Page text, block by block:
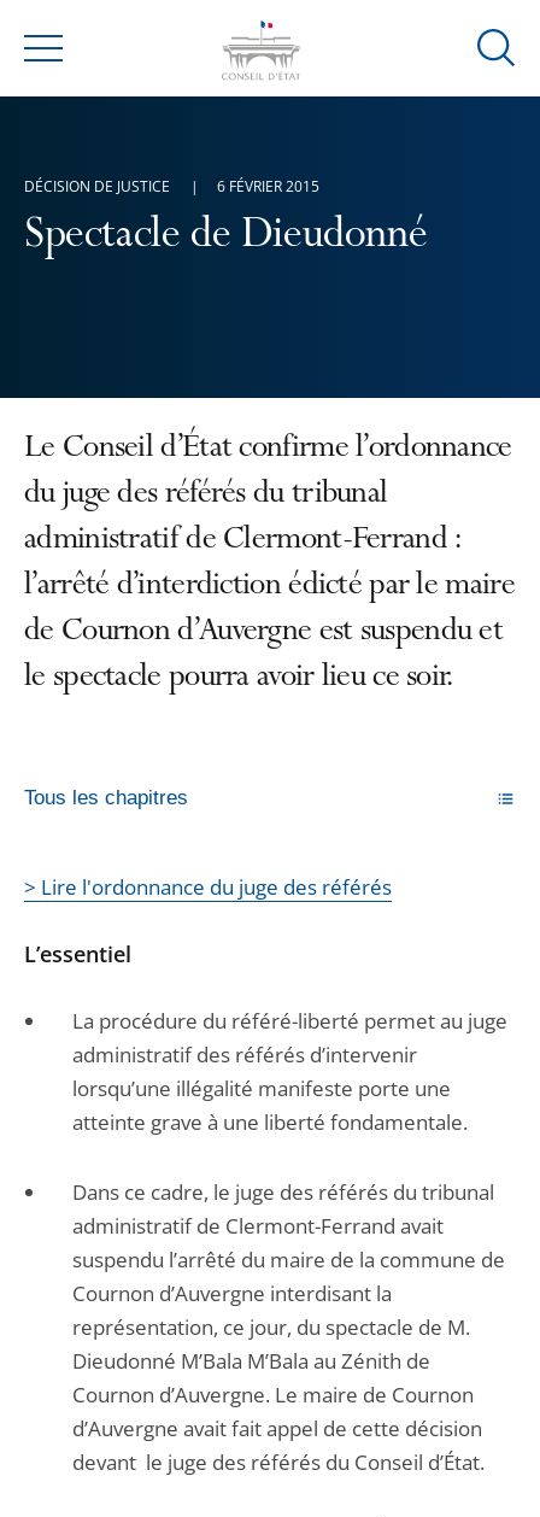
Menu
Ouvrir
Spectacle de Dieudonné
DÉCISION DE JUSTICE 6 FÉVRIER 2015
Le Conseil d’État confirme l’ordonnance
du juge des référés du tribunal
administratif de Clermont-Ferrand :
l’arrêté d’interdiction édicté par le maire
de Cournon d’Auvergne est suspendu et
le spectacle pourra avoir lieu ce soir.
Tous les chapitres
> Lire l'ordonnance du juge des référés
L’essentiel
La procédure du référé-liberté permet au juge
administratif des référés d’intervenir
lorsqu’une illégalité manifeste porte une
atteinte grave à une liberté fondamentale.
Dans ce cadre, le juge des référés du tribunal
administratif de Clermont-Ferrand avait
suspendu l’arrêté du maire de la commune de
Cournon d’Auvergne interdisant la
représentation, ce jour, du spectacle de M.
Dieudonné M’Bala M’Bala au Zénith de
Cournon d’Auvergne. Le maire de Cournon
d’Auvergne avait fait appel de cette décision
devant le juge des référés du Conseil d’État.